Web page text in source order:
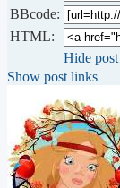
BBcode:
HTML:
Hide
Show post links